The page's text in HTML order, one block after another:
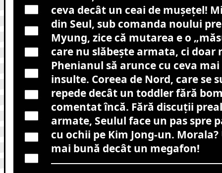
ceva decât un ceai de mușețel!
din Seul, sub comanda noului
Myung, zice că mutarea e o
care nu slăbește armata, ci doar
Phenianul să arunce cu ceva
insulte. Coreea de Nord, care se
repede decât un toddler fără
comentat încă. Fără discuții
armate, Seulul face un pas spre
cu ochii pe Kim Jong-un.
mai bună decât un megafon!